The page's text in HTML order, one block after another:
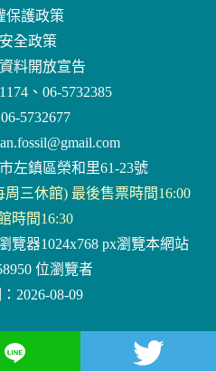
保護政策
全政策
料開放宣告
、06-5732385
5732677
左鎮區榮和里61-23號
周三休館) 最後售票時間16:00
時間16:30
覽器1024x768 px瀏覽本網站
位瀏覽者
2026-08-09